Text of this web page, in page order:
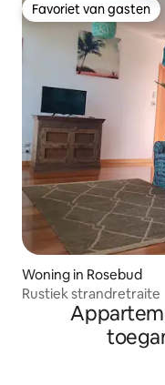
Favoriet van gasten
Favoriet van gasten
Woning in Rosebud
Rustiek strandretraite